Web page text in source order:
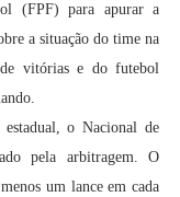
(FPF) para apurar a
a situação do time na
vitórias e do futebol
o Nacional de
pela arbitragem. O
um lance em cada